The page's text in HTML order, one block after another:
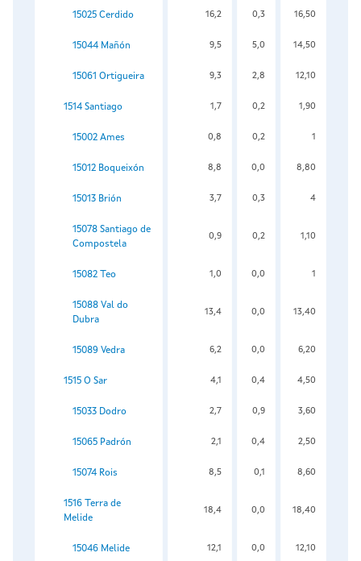
15025 Cerdido 16,2 0,3 16,50
15044 Mañón 9,5 5,0 14,50
15061 Ortigueira 9,3 2,8 12,10
1514 Santiago 1,7 0,2 1,90
15002 Ames 0,8 0,2 1
15012 Boqueixón 8,8 0,0 8,80
15013 Brión 3,7 0,3 4
15078 Santiago de
Compostela
0,9 0,2 1,10
15082 Teo 1,0 0,0 1
15088 Val do
Dubra
13,4 0,0 13,40
15089 Vedra 6,2 0,0 6,20
1515 O Sar 4,1 0,4 4,50
15033 Dodro 2,7 0,9 3,60
15065 Padrón 2,1 0,4 2,50
15074 Rois 8,5 0,1 8,60
1516 Terra de
Melide
18,4 0,0 18,40
15046 Melide 12,1 0,0 12,10